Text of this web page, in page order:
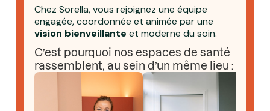
Chez Sorella, vous rejoignez une équipe
engagée, coordonnée et animée par une
vision bienveillante et moderne du soin.
C’est pourquoi nos espaces de santé
rassemblent, au sein d’un même lieu :